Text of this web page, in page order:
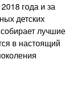
года и за
детских
лучшие
в настоящий